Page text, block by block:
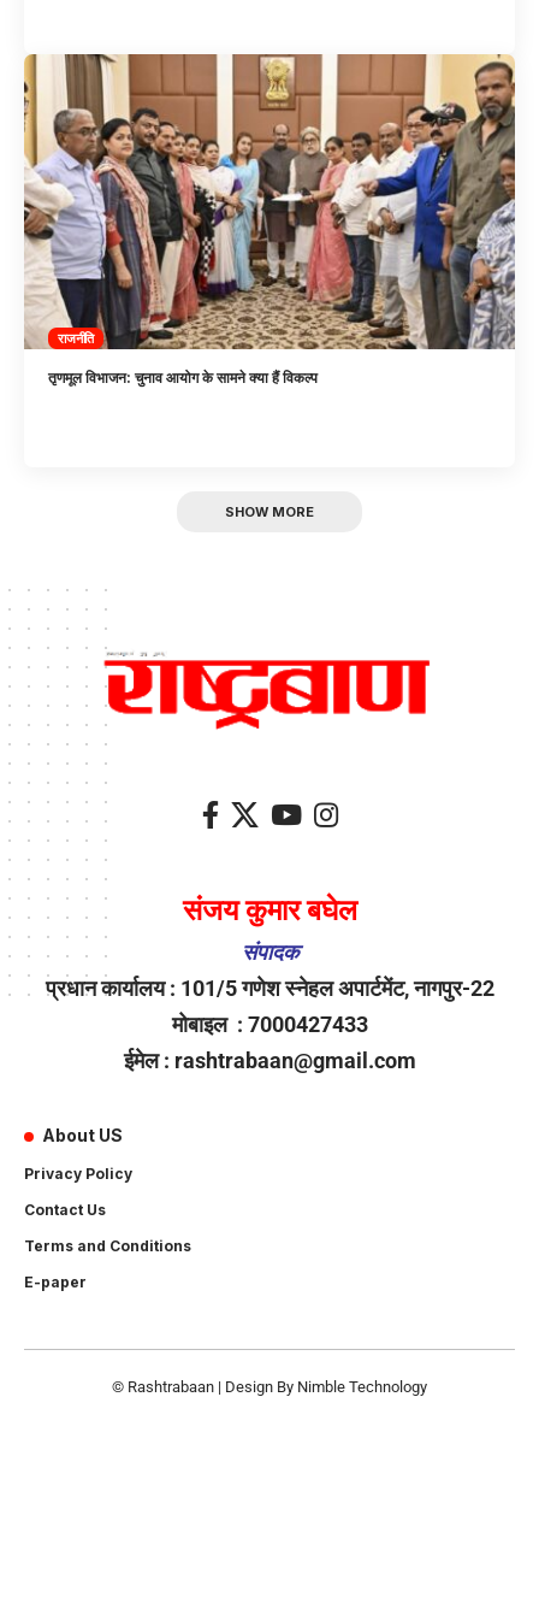
राजनीति
तृणमूल विभाजन: चुनाव आयोग के सामने क्या हैं विकल्प
SHOW MORE
संजय कुमार बघेल
संपादक
प्रधान कार्यालय : 101/5 गणेश स्नेहल अपार्टमेंट, नागपुर-22
मोबाइल : 7000427433
ईमेल : rashtrabaan@gmail.com
About US
Privacy Policy
Contact Us
Terms and Conditions
E-paper
© Rashtrabaan | Design By Nimble Technology